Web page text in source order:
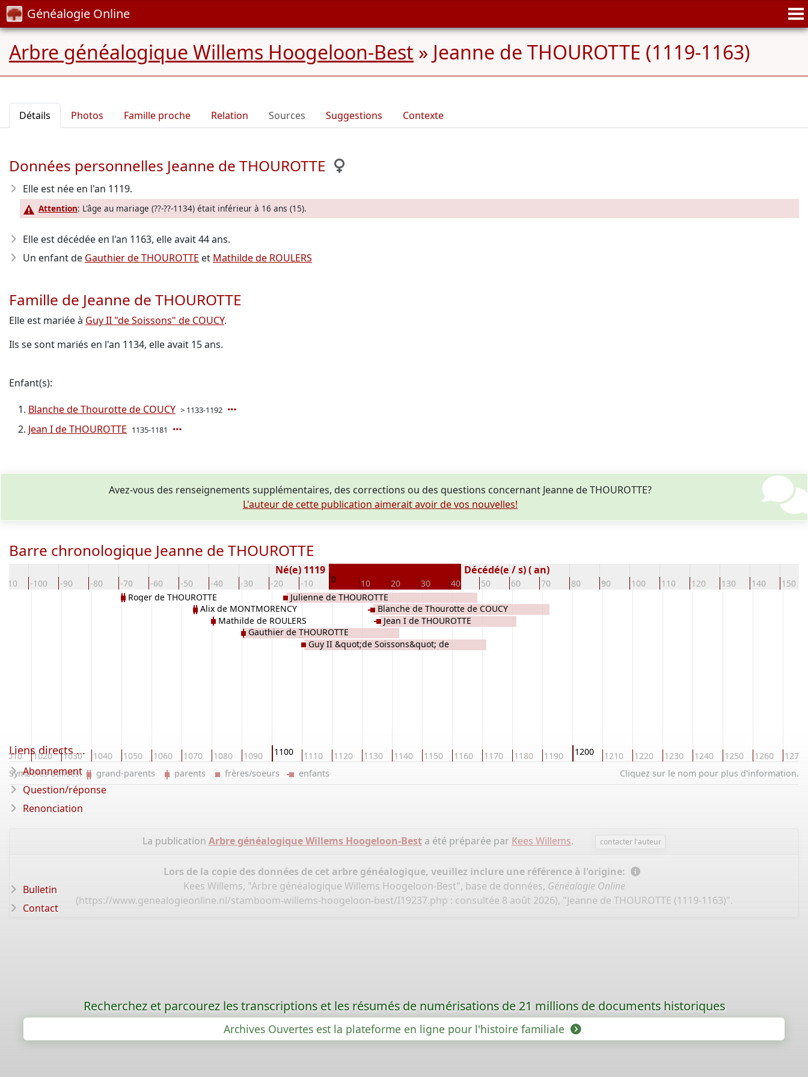
Généalogie Online
Arbre généalogique Willems Hoogeloon-Best » Jeanne de THOUROTTE (1119-1163)
Détails Photos Famille proche Relation Sources Suggestions Contexte
Données personnelles Jeanne de THOUROTTE
Elle est née en l'an 1119.
Attention: L'âge au mariage (??-??-1134) était inférieur à 16 ans (15).
Elle est décédée en l'an 1163, elle avait 44 ans.
Un enfant de Gauthier de THOUROTTE et Mathilde de ROULERS
Famille de Jeanne de THOUROTTE
Elle est mariée à Guy II "de Soissons" de COUCY.
Ils se sont mariés en l'an 1134, elle avait 15 ans.
Enfant(s):
Blanche de Thourotte de COUCY > 1133-1192
Jean I de THOUROTTE 1135-1181
Avez-vous des renseignements supplémentaires, des corrections ou des questions concernant Jeanne de THOUROTTE?
L'auteur de cette publication aimerait avoir de vos nouvelles!
Barre chronologique Jeanne de THOUROTTE
-110 -100 -90 -80 -70 -60 -50 -40 -30 -20 -10 0 10 20 30 40 50 60 70 80 90 100 110 120 130 140 150
Né(e) 1119 Décédé(e / s) ( an)
1010 1020 1030 1040 1050 1060 1070 1080 1090 1100 1110 1120 1130 1140 1150 1160 1170 1180 1190 1200 1210 1220 1230 1240 1250 1260 1270
Roger de THOUROTTE
Alix de MONTMORENCY
Mathilde de ROULERS
Gauthier de THOUROTTE
Julienne de THOUROTTE
Guy II &quot;de Soissons&quot; de
Blanche de Thourotte de COUCY
Jean I de THOUROTTE
Cliquez sur le nom pour plus d'information.
Symboles utilisés: grand-parents parents frères/soeurs enfants
La publication Arbre généalogique Willems Hoogeloon-Besta été préparée par Kees Willems. contacter l'auteur
Lors de la copie des données de cet arbre généalogique, veuillez inclure une référence à l'origine:
Kees Willems, "Arbre généalogique Willems Hoogeloon-Best", base de données, Généalogie Online
(https://www.genealogieonline.nl/stamboom-willems-hoogeloon-best/I19237.php : consultée 8 août 2026), "Jeanne de THOUROTTE (1119-1163)".
Liens directs ...
Abonnement
Question/réponse
Renonciation
Bulletin
Contact
Recherchez et parcourez les transcriptions et les résumés de numérisations de 21 millions de documents historiques
Archives Ouvertes est la plateforme en ligne pour l'histoire familiale